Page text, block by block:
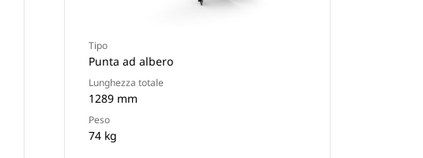
Tipo
Punta ad albero
Lunghezza totale
1289 mm
Peso
74 kg